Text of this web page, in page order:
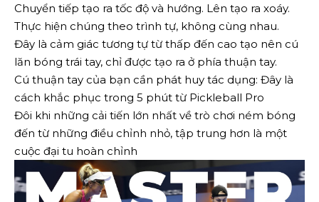
Chuyển tiếp tạo ra tốc độ và hướng. Lên tạo ra xoáy.
Thực hiện chúng theo trình tự, không cùng nhau.
Đây là cảm giác tương tự từ thấp đến cao tạo nên cú
lăn bóng trái tay, chỉ được tạo ra ở phía thuận tay.
Cú thuận tay của bạn cần phát huy tác dụng: Đây là
cách khắc phục trong 5 phút từ Pickleball Pro
Đôi khi những cải tiến lớn nhất về trò chơi ném bóng
đến từ những điều chỉnh nhỏ, tập trung hơn là một
cuộc đại tu hoàn chỉnh